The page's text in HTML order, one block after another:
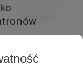
Odpowiedz
Patronami i